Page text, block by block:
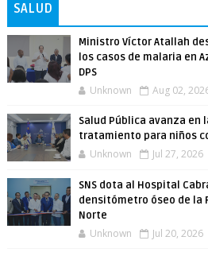
SALUD
Ministro Víctor Atallah
los casos de malaria en
DPS
Unknown Aug 02,
Salud Pública avanza en
tratamiento para niños
Unknown Jul 27, 2026
SNS dota al Hospital
densitómetro óseo de la
Norte
Unknown Jul 20, 2026